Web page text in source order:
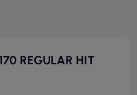
REGULAR HIT